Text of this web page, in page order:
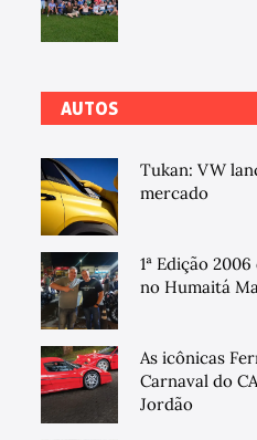
AUTOS
Tukan: VW
mercado
1ª Edição
no Humaitá
As icônicas
Carnaval do
Jordão